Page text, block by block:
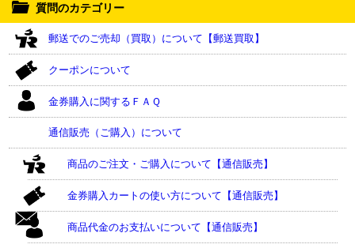
質問のカテゴリー
郵送でのご売却（買取）について【郵送買取】
クーポンについて
金券購入に関するＦＡＱ
通信販売（ご購入）について
商品のご注文・ご購入について【通信販売】
金券購入カートの使い方について【通信販売】
商品代金のお支払いについて【通信販売】